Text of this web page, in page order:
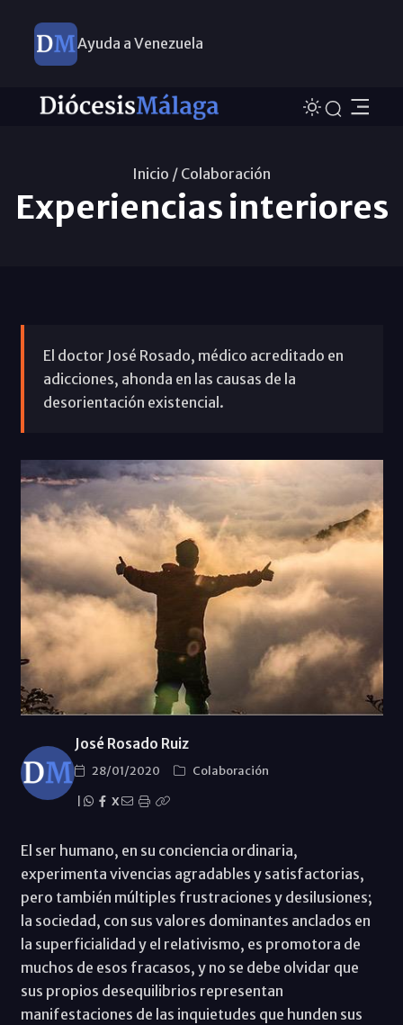
Ayuda a Venezuela
Inicio / Colaboración
Experiencias interiores
El doctor José Rosado, médico acreditado en
adicciones, ahonda en las causas de la
desorientación existencial.
José Rosado Ruiz
28/01/2020
Colaboración
X
El ser humano, en su conciencia ordinaria,
experimenta vivencias agradables y satisfactorias,
pero también múltiples frustraciones y desilusiones;
la sociedad, con sus valores dominantes anclados en
la superficialidad y el relativismo, es promotora de
muchos de esos fracasos, y no se debe olvidar que
sus propios desequilibrios representan
manifestaciones de las inquietudes que hunden sus